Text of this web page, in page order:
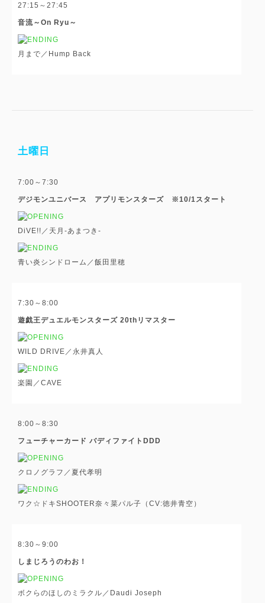
27:15～27:45
音流～On Ryu～
月まで／Hump Back
土曜日
7:00～7:30
デジモンユニバース アプリモンスターズ ※10/1スタート
DiVE!!／天月-あまつき-
青い炎シンドローム／飯田里穂
7:30～8:00
遊戯王デュエルモンスターズ 20thリマスター
WILD DRIVE／永井真人
楽園／CAVE
8:00～8:30
フューチャーカード バディファイトDDD
クロノグラフ／夏代孝明
ワク☆ドキSHOOTER奈々菜パル子（CV:徳井青空）
8:30～9:00
しまじろうのわお！
ボクらのほしのミラクル／Daudi Joseph